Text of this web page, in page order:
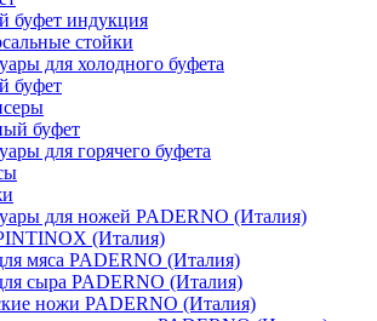
буфет индукция
стойки
для холодного буфета
буфет
буфет
для горячего буфета
для ножей PADERNO (Италия)
(Италия)
мяса PADERNO (Италия)
сыра PADERNO (Италия)
ножи PADERNO (Италия)